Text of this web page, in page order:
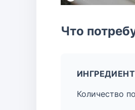
Что
Количество